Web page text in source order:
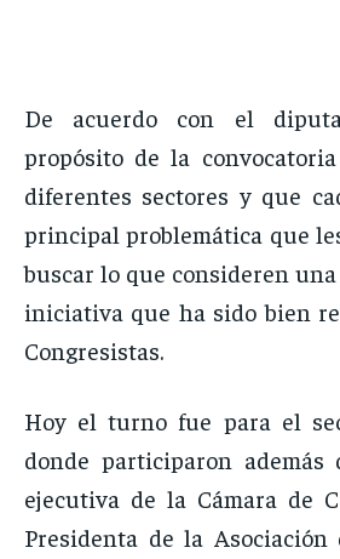
De acuerdo con el
propósito de la
diferentes sectores y que
principal problemática que
buscar lo que consideren
iniciativa que ha sido bien
Congresistas.
Hoy el turno fue para el
donde participaron además
ejecutiva de la Cámara de
Presidenta de la Asociación